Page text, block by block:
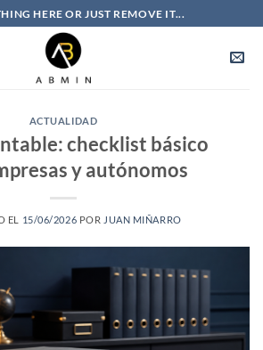
HERE OR JUST REMOVE IT...
ACTUALIDAD
checklist básico
y autónomos
EL 15/06/2026 POR JUAN MIÑARRO